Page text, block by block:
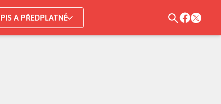
A PŘEDPLATNÉ